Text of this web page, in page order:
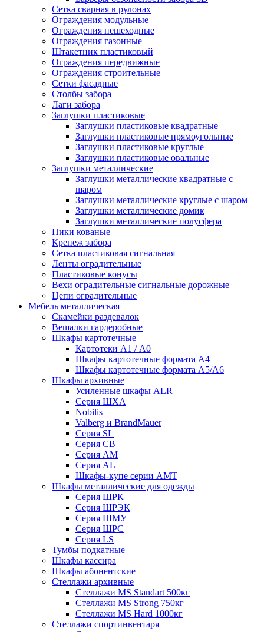
Сетка сварная в рулонах
Ограждения модульные
Ограждения пешеходные
Ограждения газонные
Штакетник пластиковый
Ограждения передвижные
Ограждения строительные
Сетки фасадные
Столбы забора
Лаги забора
Заглушки пластиковые
Заглушки пластиковые квадратные
Заглушки пластиковые прямоугольные
Заглушки пластиковые круглые
Заглушки пластиковые овальные
Заглушки металлические
Заглушки металлические квадратные с
шаром
Заглушки металлические круглые с шаром
Заглушки металлические домик
Заглушки металлические полусфера
Пики кованые
Крепеж забора
Сетка пластиковая сигнальная
Ленты оградительные
Пластиковые конусы
Вехи оградительные сигнальные дорожные
Цепи оградительные
Мебель металлическая
Скамейки раздевалок
Вешалки гардеробные
Шкафы картотечные
Картотеки А1 / А0
Шкафы картотечные формата А4
Шкафы картотечные формата А5/А6
Шкафы архивные
Усиленные шкафы ALR
Серия ШХА
Nobilis
Valberg и BrandMauer
Cерия SL
Серия СВ
Серия АМ
Серия AL
Шкафы-купе серии AMT
Шкафы металлические для одежды
Серия ШРК
Серия ШРЭК
Серия ШМУ
Серия ШРС
Серия LS
Тумбы подкатные
Шкафы кассира
Шкафы абонентские
Стеллажи архивные
Стеллажи MS Standart 500кг
Стеллажи MS Strong 750кг
Стеллажи MS Hard 1000кг
Стеллажи спортинвентаря